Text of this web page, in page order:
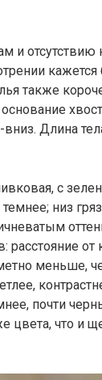
и отсутствию
кажется
также
вниз. Длина
с
низ
расстояние
меньше,
почти
цвета, что и